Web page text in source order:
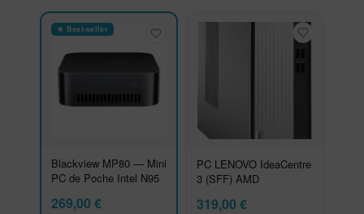
★ Best-seller
Blackview MP80 — Mini
PC de Poche Intel N95
269,00 €
PC LENOVO IdeaCentre
3 (SFF) AMD
319,00 €